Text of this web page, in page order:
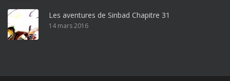
r
Les aventures de Sinbad Chapitre 31
14 mars 2016